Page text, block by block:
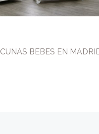
CUNAS BEBES EN